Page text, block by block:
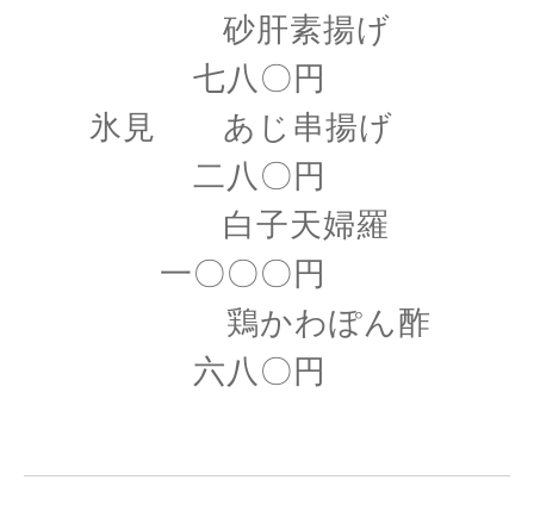
砂肝素揚げ
七八〇円
氷見 あじ串揚げ
二八〇円
白子天婦羅
一〇〇〇円
鶏かわぽん酢
六八〇円